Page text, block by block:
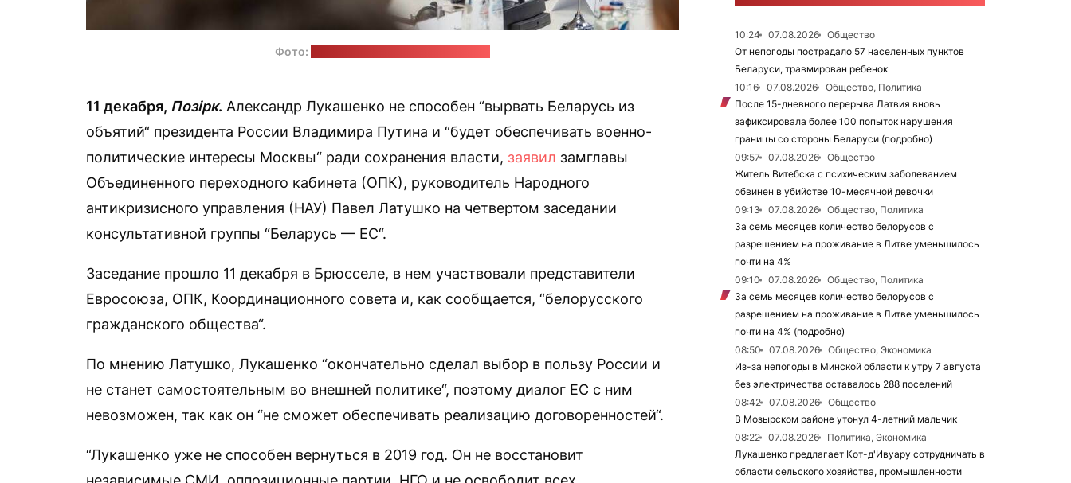
Фото:
11 декабря, Позірк. Александр Лукашенко не способен “вырвать Беларусь из
объятий“ президента России Владимира Путина и “будет обеспечивать военно-
политические интересы Москвы“ ради сохранения власти, заявил замглавы
Объединенного переходного кабинета (ОПК), руководитель Народного
антикризисного управления (НАУ) Павел Латушко на четвертом заседании
консультативной группы “Беларусь — ЕС“.
Заседание прошло 11 декабря в Брюсселе, в нем участвовали представители
Евросоюза, ОПК, Координационного совета и, как сообщается, “белорусского
гражданского общества“.
По мнению Латушко, Лукашенко “окончательно сделал выбор в пользу России и
не станет самостоятельным во внешней политике“, поэтому диалог ЕС с ним
невозможен, так как он “не сможет обеспечивать реализацию договоренностей“.
“Лукашенко уже не способен вернуться в 2019 год. Он не восстановит
10:24 07.08.2026
Общество
От непогоды пострадало 57 населенных пунктов
Беларуси, травмирован ребенок
10:16
07.08.2026
Общество, Политика
После 15-дневного перерыва Латвия вновь
зафиксировала более 100 попыток нарушения
границы со стороны Беларуси (подробно)
09:57
07.08.2026
Общество
Житель Витебска с психическим заболеванием
обвинен в убийстве 10-месячной девочки
09:13
07.08.2026
Общество, Политика
За семь месяцев количество белорусов с
разрешением на проживание в Литве уменьшилось
почти на 4%
09:10
07.08.2026
Общество, Политика
За семь месяцев количество белорусов с
разрешением на проживание в Литве уменьшилось
почти на 4% (подробно)
08:50
07.08.2026
Общество, Экономика
Из-за непогоды в Минской области к утру 7 августа
без электричества оставалось 288 поселений
08:42
07.08.2026
Общество
В Мозырском районе утонул 4-летний мальчик
08:22
07.08.2026
Политика, Экономика
Лукашенко предлагает Кот-д'Ивуару сотрудничать в
области сельского хозяйства, промышленности